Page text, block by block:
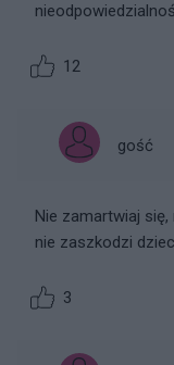
12
gość
Nie zamartwiaj
nie zaszkodzi
3